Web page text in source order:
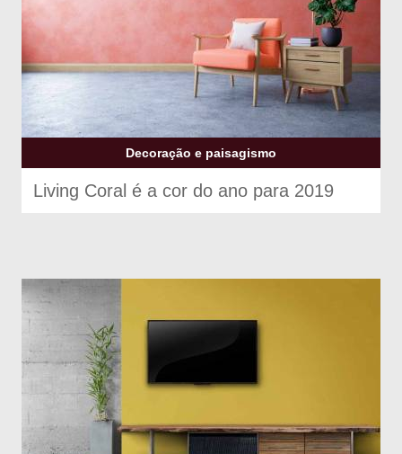
Decoração e paisagismo
Living Coral é a cor do ano para 2019